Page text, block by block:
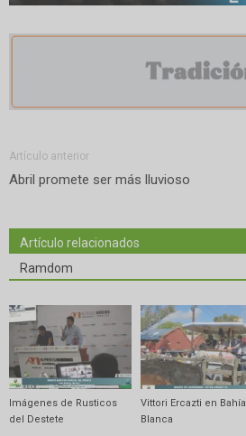
Artículo anterior
Abril promete ser más lluvioso
Artículo relacionados
Ramdom
Imágenes de Rusticos
del Destete
Vittori Ercazti en Bahía
Blanca